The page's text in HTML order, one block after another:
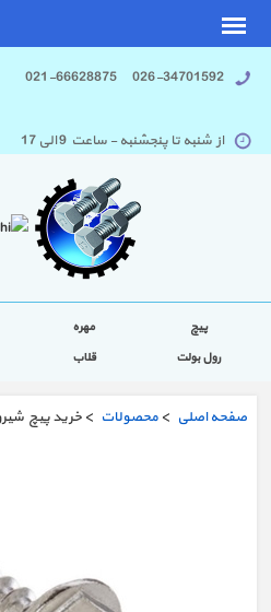
026-34701592 021-66628875
از شنبه تا پنجشنبه - ساعت 9 الی 17
پیچ مهره
رول بولت
قلاب
صفحه اصلی > محصولات > خرید پیچ